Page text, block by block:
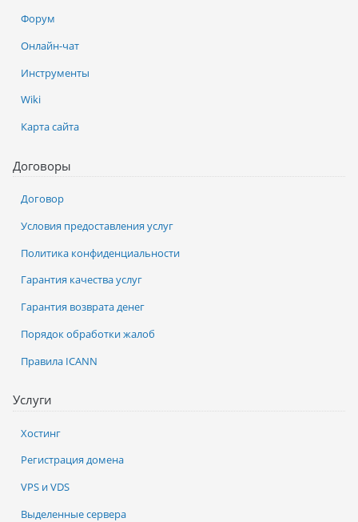
Услуги
Хостинг
Регистрация домена
VPS и VDS
Выделенные сервера
Форум
Онлайн-чат
Инструменты
Wiki
Карта сайта
Договоры
Договор
Условия предоставления услуг
Политика конфиденциальности
Гарантия качества услуг
Гарантия возврата денег
Порядок обработки жалоб
Правила ICANN